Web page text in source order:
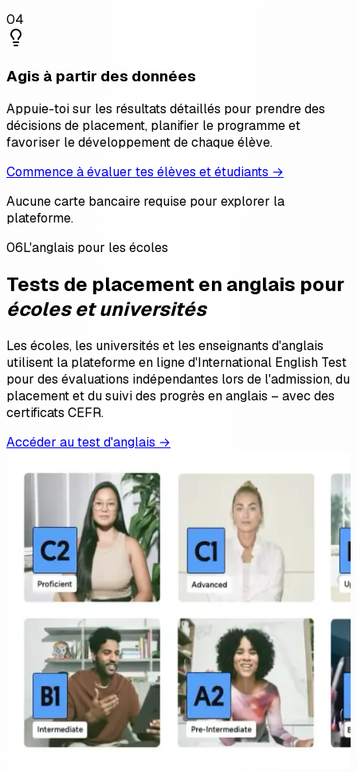
04
Agis à partir des données
Appuie-toi sur les résultats détaillés pour prendre des
décisions de placement, planifier le programme et
favoriser le développement de chaque élève.
Commence à évaluer tes élèves et étudiants →
Aucune carte bancaire requise pour explorer la
plateforme.
06L'anglais pour les écoles
Tests de placement en anglais pour
écoles et universités
Les écoles, les universités et les enseignants d'anglais
utilisent la plateforme en ligne d'International English Test
pour des évaluations indépendantes lors de l'admission, du
placement et du suivi des progrès en anglais – avec des
certificats CEFR.
Accéder au test d'anglais →